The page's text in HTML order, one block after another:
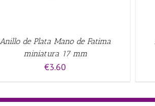
Anillo de Plata Mano de Fatima
miniatura 17 mm
€3.60